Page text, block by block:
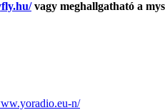
vagy meghallgatható a
n/